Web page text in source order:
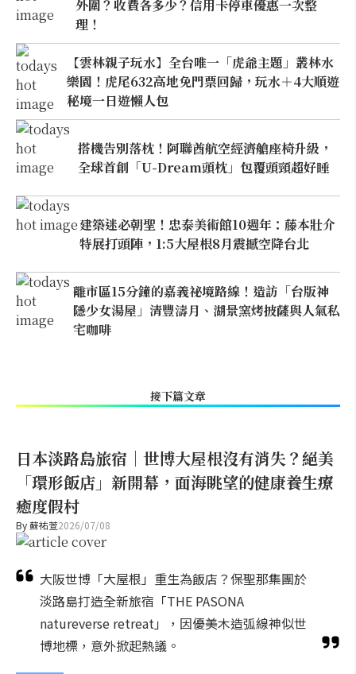
外圍？收費各多少？信用卡停車優惠一次整
理！
【雲林親子玩水】全台唯一「虎爺主題」叢林水
樂園！虎尾632高地免門票回歸，玩水＋4大順遊
秘境一日遊懶人包
搭機告別落枕！阿聯酋航空經濟艙座椅升級，
全球首創「U-Dream頭枕」包覆頭頸超好睡
建築迷必朝聖！忠泰美術館10週年：藤本壯介
特展打頭陣，1:5大屋根8月震撼空降台北
離市區15分鐘的嘉義祕境路線！造訪「台版神
隱少女湯屋」清豐濤月、湖景窯烤披薩與人氣私
宅咖啡
接下篇文章
日本淡路島旅宿｜世博大屋根沒有消失？絕美
「環形飯店」新開幕，面海眺望的健康養生療
癒度假村
By蘇祐萱2026/07/08
大阪世博「大屋根」重生為飯店？保聖那集團於
淡路島打造全新旅宿「THE PASONA
natureverse retreat」，因優美木造弧線神似世
博地標，意外掀起熱議。